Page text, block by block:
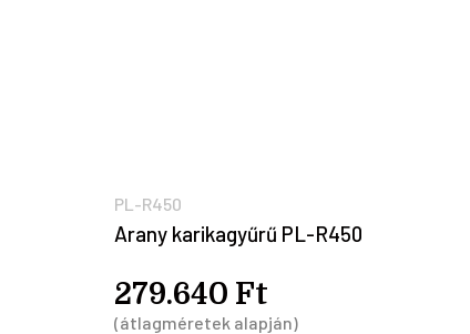
PL-R450
Arany karikagyűrű PL-R450
279.640 Ft
(átlagméretek alapján)